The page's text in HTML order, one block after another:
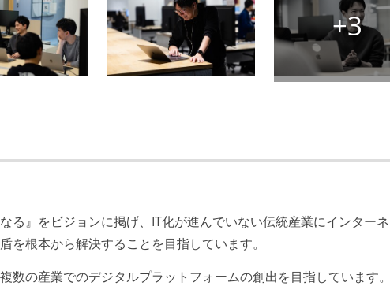
る』をビジョンに掲げ、IT化が進んでいない伝統産業にインター
を根本から解決することを目指しています。
数の産業でのデジタルプラットフォームの創出を目指しています